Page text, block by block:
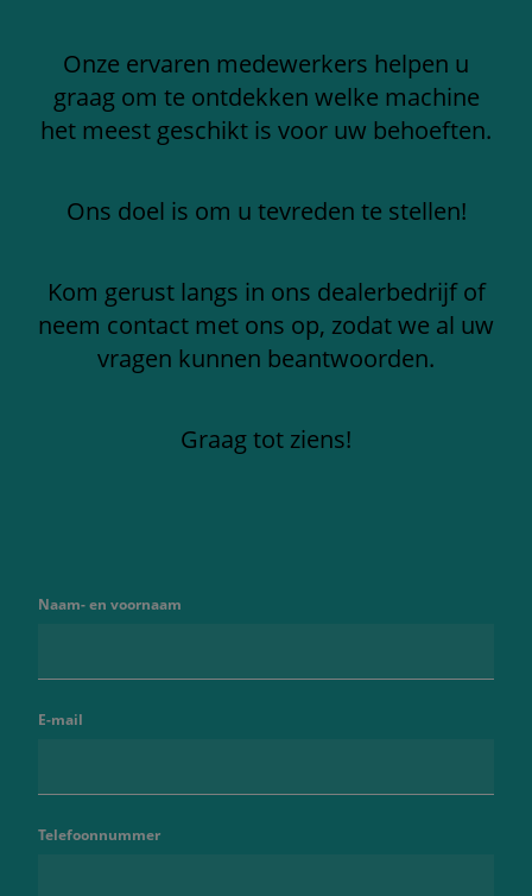
Onze ervaren medewerkers helpen u
graag om te ontdekken welke machine
het meest geschikt is voor uw behoeften.
Ons doel is om u tevreden te stellen!
Kom gerust langs in ons dealerbedrijf of
neem contact met ons op, zodat we al uw
vragen kunnen beantwoorden.
Graag tot ziens!
Naam- en voornaam
E-mail
Telefoonnummer